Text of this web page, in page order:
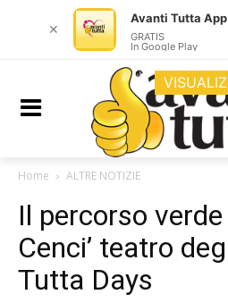
Home ALTRE NOTIZIE
Il percorso verde
Cenci’ teatro
Tutta Days
✕
Avanti Tutta App
GRATIS
In Google Play